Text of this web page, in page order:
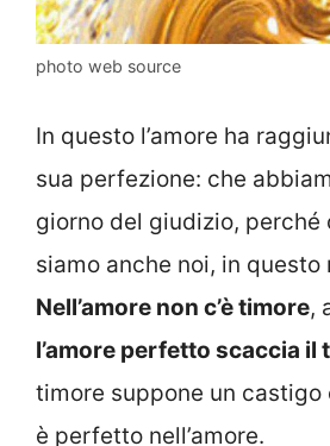
photo web source
In questo l’amore ha
sua perfezione: che
giorno del giudizio, perché
siamo anche noi, in questo
Nell’amore non c’è timore,
l’amore perfetto scaccia il
timore suppone un castigo
è perfetto nell’amore.